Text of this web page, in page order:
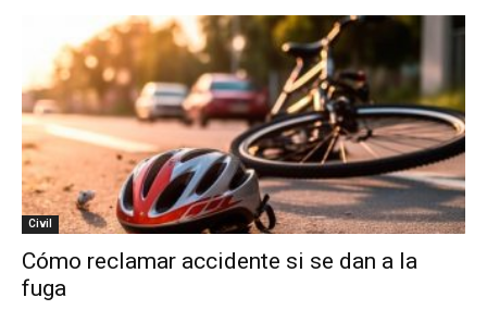
Civil
Cómo reclamar accidente si se dan a la
fuga